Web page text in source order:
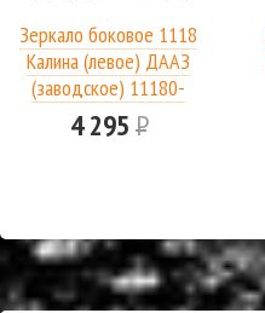
Зеркало боковое 1118
Калина (левое) ДААЗ
(заводское) 11180-
8201005-23
4 295Р